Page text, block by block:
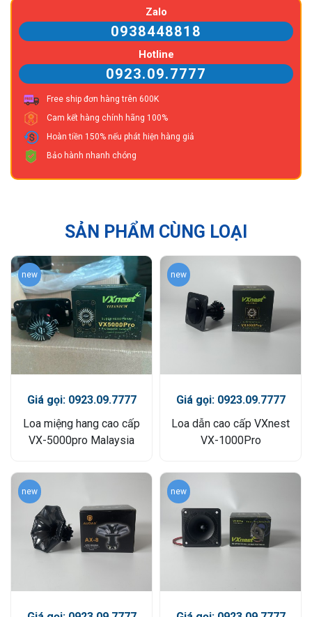
Zalo
0938448818
Hotline
0923.09.7777
Free ship đơn hàng trên 600K
Cam kết hàng chính hãng 100%
Hoàn tiền 150% nếu phát hiện hàng giả
Bảo hành nhanh chóng
SẢN PHẨM CÙNG LOẠI
new
Giá gọi: 0923.09.7777
Loa miệng hang cao cấp
VX-5000pro Malaysia
new
Giá gọi: 0923.09.7777
Loa dẫn cao cấp VXnest
VX-1000Pro
new new